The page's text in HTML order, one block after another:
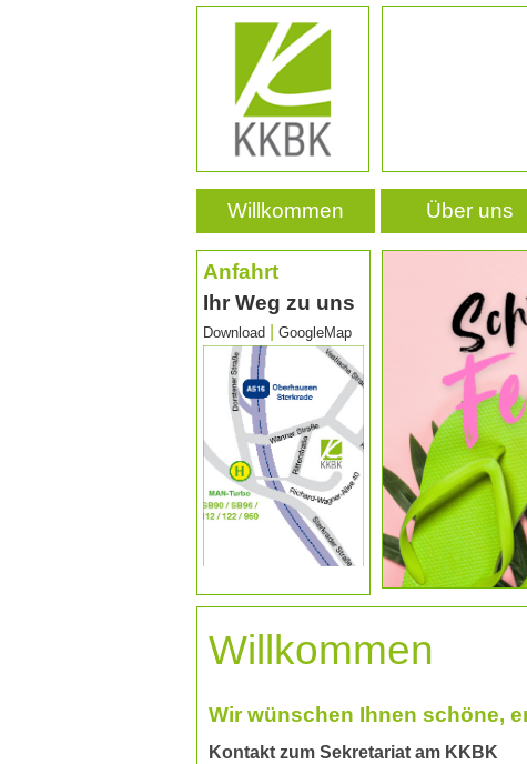
Willkommen Über uns
Anfahrt
Ihr Weg zu uns
Download GoogleMap
Willkommen
Wir wünschen Ihnen schöne,
Kontakt zum Sekretariat am KKBK